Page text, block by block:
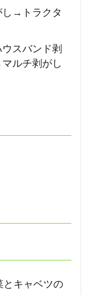
→トラクタ
スバンド剥
ルチ剥がし
とキャベツの